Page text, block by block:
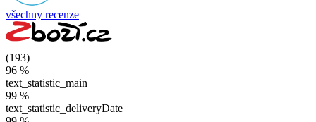
všechny recenze
(193)
96 %
text_statistic_main
99 %
text_statistic_deliveryDate